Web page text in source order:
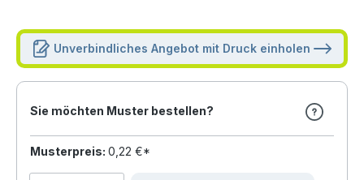
Unverbindliches Angebot mit Druck einholen
Sie möchten Muster bestellen?
Musterpreis: 0,22 €*